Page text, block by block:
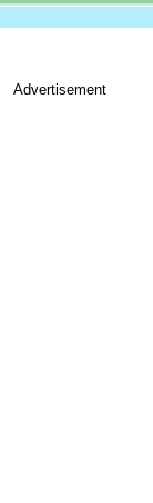
Advertisement